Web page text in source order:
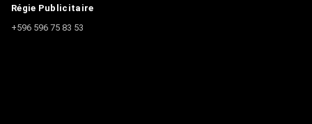
Régie Publicitaire
+596 596 75 83 53